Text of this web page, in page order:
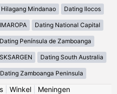
Mindanao Dating Ilocos
Dating National Capital
Dating Península de Zamboanga
Dating South Australia
Dating Zamboanga Peninsula
| Winkel| Meningen